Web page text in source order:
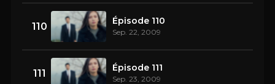
110 Épisode 110
Sep. 22, 2009
111 Épisode 111
Sep. 23, 2009